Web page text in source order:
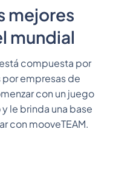
mejores
mundial
compuesta por
empresas de
con un juego
le brinda una base
con mooveTEAM.